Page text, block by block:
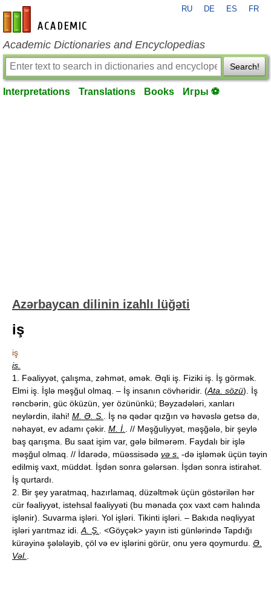
en-academic.com
RU DE ES FR
Academic Dictionaries and Encyclopedias
Search!
Interpretations Translations Books Игры ⚽
Azərbaycan dilinin izahlı lüğəti
iş
iş
is.
1. Fəaliyyət, çalışma, zəhmət, əmək. Əqli iş. Fiziki iş. İş görmək.
Elmi iş. İşlə məşğul olmaq. – İş insanın cövhəridir. (Ata. sözü). İş
rəncbərin, güc öküzün, yer özününkü; Bəyzadələri, xanları
neylərdin, ilahi! M. Ə. S.
. İş nə qədər qızğın və həvəslə getsə də,
nəhayət, ev adamı çəkir. M. İ.
. // Məşğuliyyət, məşğələ, bir şeylə
baş qarışma. Bu saat işim var, gələ bilmərəm. Faydalı bir işlə
məşğul olmaq. // İdarədə, müəssisədə və s. -də işləmək üçün təyin
edilmiş vaxt, müddət. İşdən sonra gələrsən. İşdən sonra istirahət.
İş qurtardı.
2. Bir şey yaratmaq, hazırlamaq, düzəltmək üçün göstərilən hər
cür fəaliyyət, istehsal fəaliyyəti (bu mənada çox vaxt cəm halında
işlənir). Suvarma işləri. Yol işləri. Tikinti işləri. – Bakıda nəqliyyat
işləri yarıtmaz idi. A. Ş.
. <Göyçək> yayın isti günlərində Tapdığı
kürəyinə şələləyib, çöl və ev işlərini görür, onu yerə qoymurdu. Ə.
Vəl.